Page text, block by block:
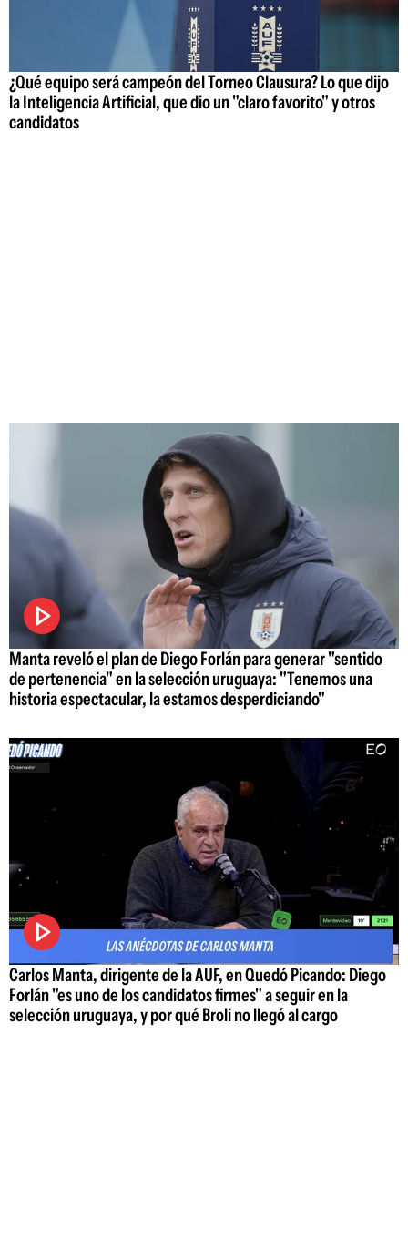
¿Qué equipo será campeón del Torneo Clausura? Lo que dijo
la Inteligencia Artificial, que dio un "claro favorito" y otros
candidatos
Manta reveló el plan de Diego Forlán para generar "sentido
de pertenencia" en la selección uruguaya: "Tenemos una
historia espectacular, la estamos desperdiciando"
Carlos Manta, dirigente de la AUF, en Quedó Picando: Diego
Forlán "es uno de los candidatos firmes" a seguir en la
selección uruguaya, y por qué Broli no llegó al cargo